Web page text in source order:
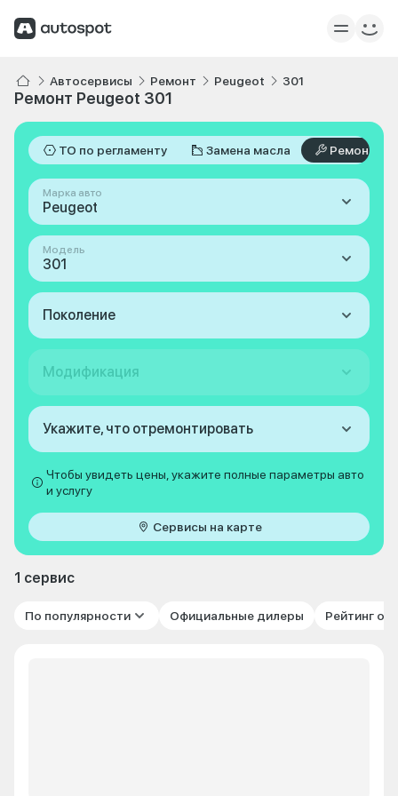
Автосервисы Ремонт Peugeot 301
Ремонт Peugeot 301
ТО по регламенту Замена масла Ремонт
Марка авто
Peugeot
Модель
301
Поколение
Модификация
Укажите, что отремонтировать
Чтобы увидеть цены, укажите полные параметры авто
и услугу
Сервисы на карте
1 сервис
По популярности Официальные дилеры Рейтинг